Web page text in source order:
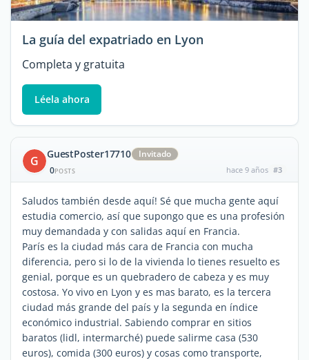
La guía del expatriado en Lyon
Completa y gratuita
Léela ahora
G GuestPoster17710
Invitado
0POSTS hace 9 años #3
Saludos también desde aquí! Sé que mucha gente aquí
estudia comercio, así que supongo que es una profesión
muy demandada y con salidas aquí en Francia.
París es la ciudad más cara de Francia con mucha
diferencia, pero si lo de la vivienda lo tienes resuelto es
genial, porque es un quebradero de cabeza y es muy
costosa. Yo vivo en Lyon y es mas barato, es la tercera
ciudad más grande del país y la segunda en índice
económico industrial. Sabiendo comprar en sitios
baratos (lidl, intermarché) puede salirme casa (530
euros), comida (300 euros) y cosas como transporte,